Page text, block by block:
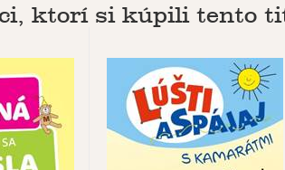
ktorí si kúpili tento